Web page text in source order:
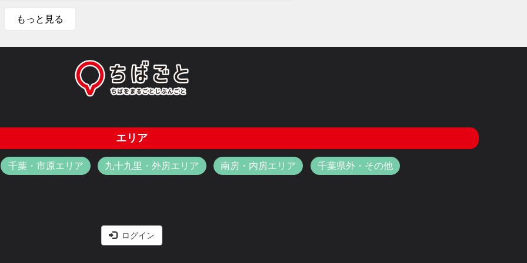
もっと見る
エリア
千葉・市原エリア 九十九里・外房エリア 南房・内房エリア 千葉県外・その他
ログイン